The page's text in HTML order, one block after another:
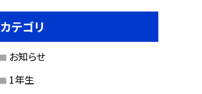
カテゴリ
お知らせ
1年生